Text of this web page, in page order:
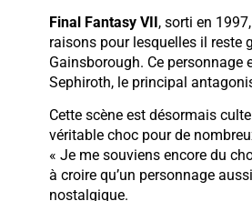
Final Fantasy VII, sorti en
raisons pour lesquelles il reste
Gainsborough. Ce
Sephiroth, le principal
Cette scène est désormais
véritable choc pour de
« Je me souviens encore du
à croire qu’un personnage
nostalgique.